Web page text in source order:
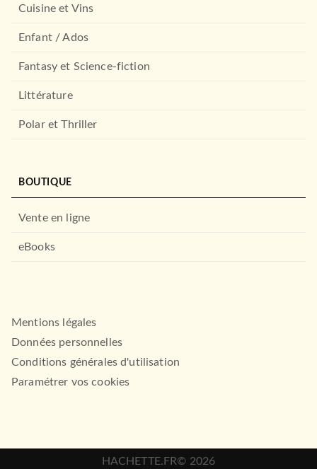
Cuisine et Vins
Enfant / Ados
Fantasy et Science-fiction
Littérature
Polar et Thriller
BOUTIQUE
Vente en ligne
eBooks
Mentions légales
Données personnelles
Conditions générales d'utilisation
Paramétrer vos cookies
HACHETTE.FR© 2026